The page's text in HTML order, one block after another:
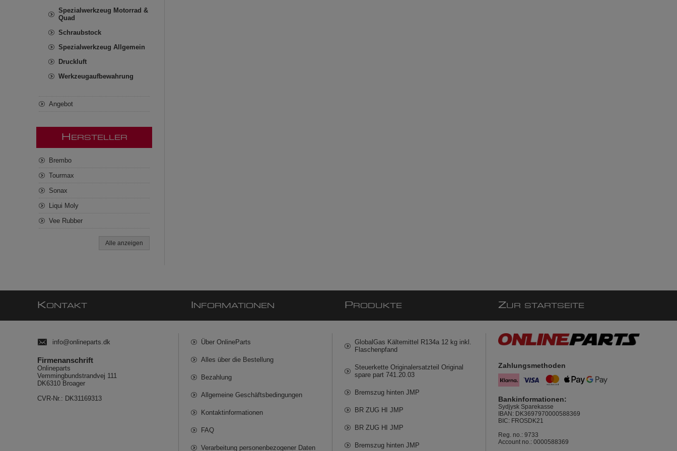
Spezialwerkzeug Motorrad &
Quad
Schraubstock
Spezialwerkzeug Allgemein
Druckluft
Werkzeugaufbewahrung
Angebot
H ERSTELLER
Brembo
Tourmax
Sonax
Liqui Moly
Vee Rubber
Alle anzeigen
KONTAKT
info@onlineparts.dk
Firmenanschrift
Onlineparts
Vemmingbundstrandvej 111
DK6310 Broager
CVR-Nr.: DK31169313
NFORMATIONEN
Über OnlineParts
Alles über die Bestellung
Bezahlung
Allgemeine Geschäftsbedingungen
Kontaktinformationen
FAQ
Verarbeitung personenbezogener Daten
P RODUKTE
GlobalGas Kältemittel R134a 12 kg inkl.
Flaschenpfand
Steuerkette Originalersatzteil Original
spare part 741.20.03
Bremszug hinten JMP
BR ZUG HI JMP
BR ZUG HI JMP
Bremszug hinten JMP
ZUR STARTSEITE
Zahlungsmethoden
Bankinformationen:
Sydjysk Sparekasse
IBAN: DK3697970000588369
BIC: FROSDK21
Reg. no.: 9733
Account no.: 0000588369